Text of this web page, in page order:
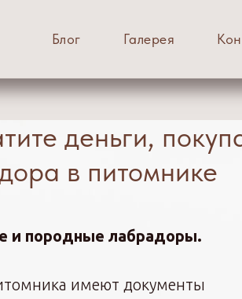
Блог Галерея
деньги,
в питомнике
и породные лабрадоры.
имеют документы